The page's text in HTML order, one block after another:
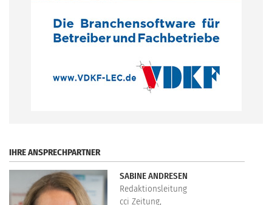
IHRE ANSPRECHPARTNER
SABINE ANDRESEN
Redaktionsleitung
cci Zeitung,